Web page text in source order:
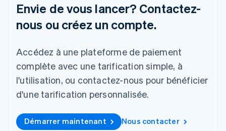
Envie de vous lancer? Contactez-
nous ou créez un compte.
Accédez à une plateforme de paiement
complète avec une tarification simple, à
l'utilisation, ou contactez-nous pour bénéficier
d'une tarification personnalisée.
Démarrer maintenant Nous contacter
RAS de Hong Kong, Chine
English简体中文
Roumanie
English
Royaume-Uni
English
Singapour
Slovaquie
English